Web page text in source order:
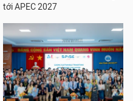
tới APEC 2027